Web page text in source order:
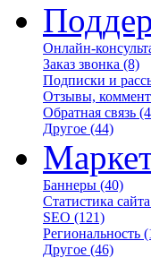
Онлайн-
Заказ звонка (8)
Подписки и
Отзывы,
Обратная связь
Другое (44)
Баннеры (40)
Статистика сайта
SEO (121)
Региональность
Другое (46)